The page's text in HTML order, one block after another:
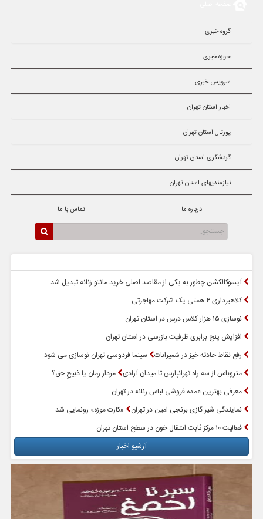
گروه خبری
حوزه خبری
سرویس خبری
اخبار استان تهران
پورتال استان تهران
گردشگری استان تهران
نیازمندیهای استان تهران
درباره ما تماس با ما
آیسوکالکشن چطور به یکی از مقاصد اصلی خرید مانتو زنانه تبدیل شد
کلاهبرداری ۴ همتی یک شرکت مهاجرتی
نوسازی ۱۵ هزار کلاس درس در استان تهران
افزایش پنج برابری ظرفیت بازرسی در استان تهران
رفع نقاط حادثه خیز در شمیرانات
سینما فردوسی تهران نوسازی می شود
متروباس از سه راه تهرانپارس تا میدان آزادی مردارِ زمان یا ذبیحِ حق؟
معرفی بهترین عمده فروشی لباس زنانه در تهران
نمایندگی شیر گازی برنجی امین در تهران
«کارت موزه» رونمایی شد
فعالیت ۱۰ مرکز ثابت انتقال خون در سطح استان تهران
آرشیو اخبار